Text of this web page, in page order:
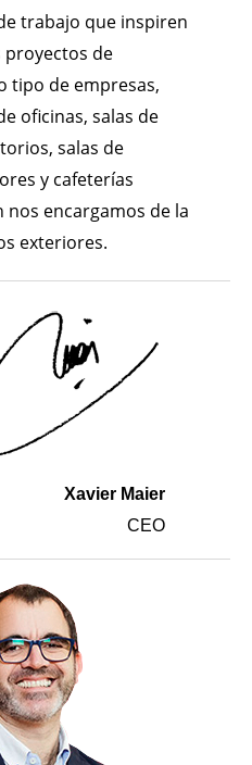
trabajo que inspiren
proyectos de
tipo de empresas,
oficinas, salas de
salas de
y cafeterías
encargamos de la
exteriores.
Xavier Maier
CEO